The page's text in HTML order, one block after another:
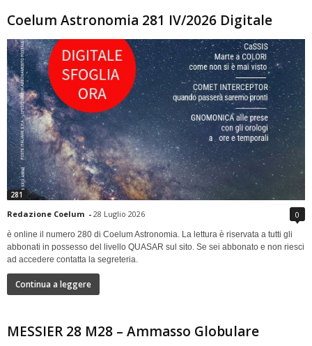
Coelum Astronomia 281 IV/2026 Digitale
281
Redazione Coelum - 28 Luglio 2026 0
è online il numero 280 di Coelum Astronomia. La lettura è riservata a tutti gli
abbonati in possesso del livello QUASAR sul sito. Se sei abbonato e non riesci
ad accedere contatta la segreteria.
Continua a leggere
MESSIER 28 M28 – Ammasso Globulare